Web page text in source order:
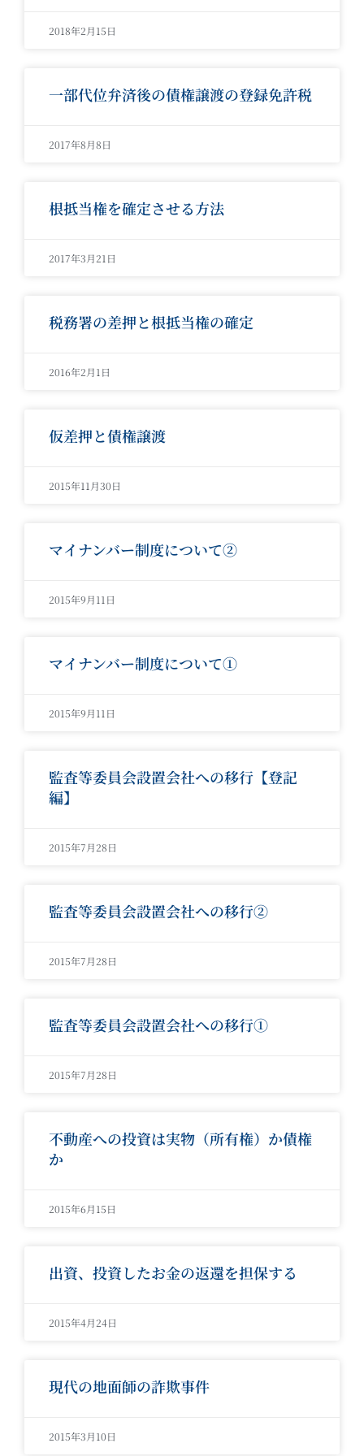
2018年2月15日
一部代位弁済後の債権譲渡の登録免許税
2017年8月8日
根抵当権を確定させる方法
2017年3月21日
税務署の差押と根抵当権の確定
2016年2月1日
仮差押と債権譲渡
2015年11月30日
マイナンバー制度について②
2015年9月11日
マイナンバー制度について①
2015年9月11日
監査等委員会設置会社への移行【登記
編】
2015年7月28日
監査等委員会設置会社への移行②
2015年7月28日
監査等委員会設置会社への移行①
2015年7月28日
不動産への投資は実物（所有権）か債権
か
2015年6月15日
出資、投資したお金の返還を担保する
2015年4月24日
現代の地面師の詐欺事件
2015年3月10日